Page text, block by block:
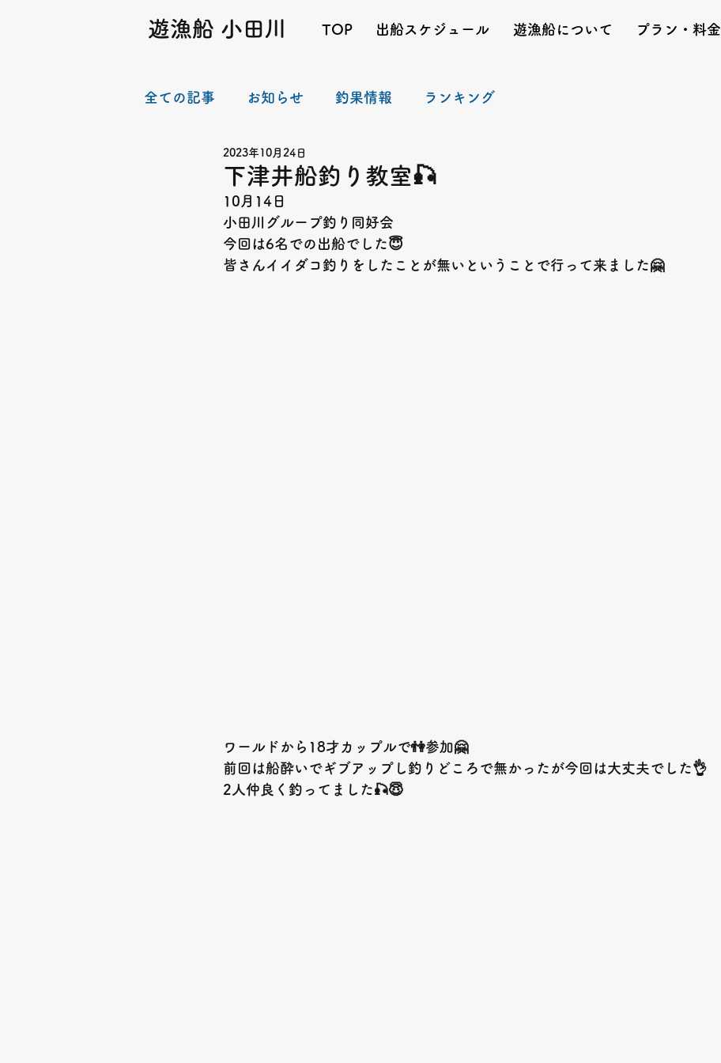
遊漁船 小田川 TOP 出船スケジュール 遊漁船について プラン・料金
全ての記事 お知らせ 釣果情報 ランキング
下津井船釣り教室🎣
2023年10月24日
10月14日
小田川グループ釣り同好会
今回は6名での出船でした😇
皆さんイイダコ釣りをしたことが無いということで行って来ました🤗
ワールドから18才カップルで👫参加🤗
前回は船酔いでギブアップし釣りどころで無かったが今回は大丈夫でした👌
2人仲良く釣ってました🎣😇